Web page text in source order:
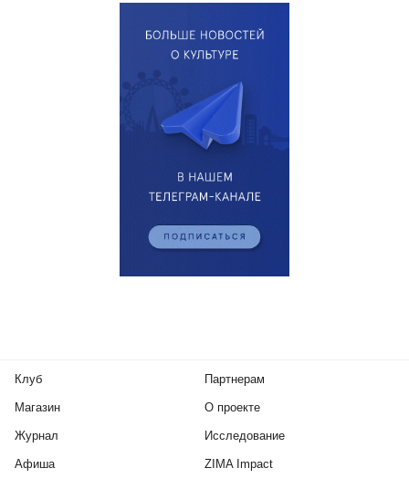
Клуб
Магазин
Журнал
Афиша
Партнерам
О проекте
Исследование
ZIMA Impact